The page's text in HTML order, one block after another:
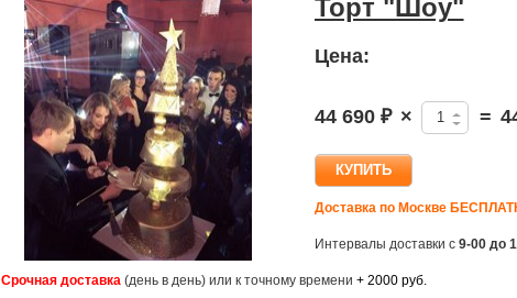
Торт "Шоу"
Цена:
44 690 ₽ × =
Доставка по Москве
Интервалы доставки с 9-00 до
Срочная доставка(день в день) или к точному времени + 2000 руб.